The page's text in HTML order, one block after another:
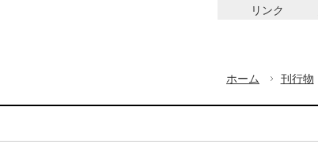
リンク
ホーム
刊行物